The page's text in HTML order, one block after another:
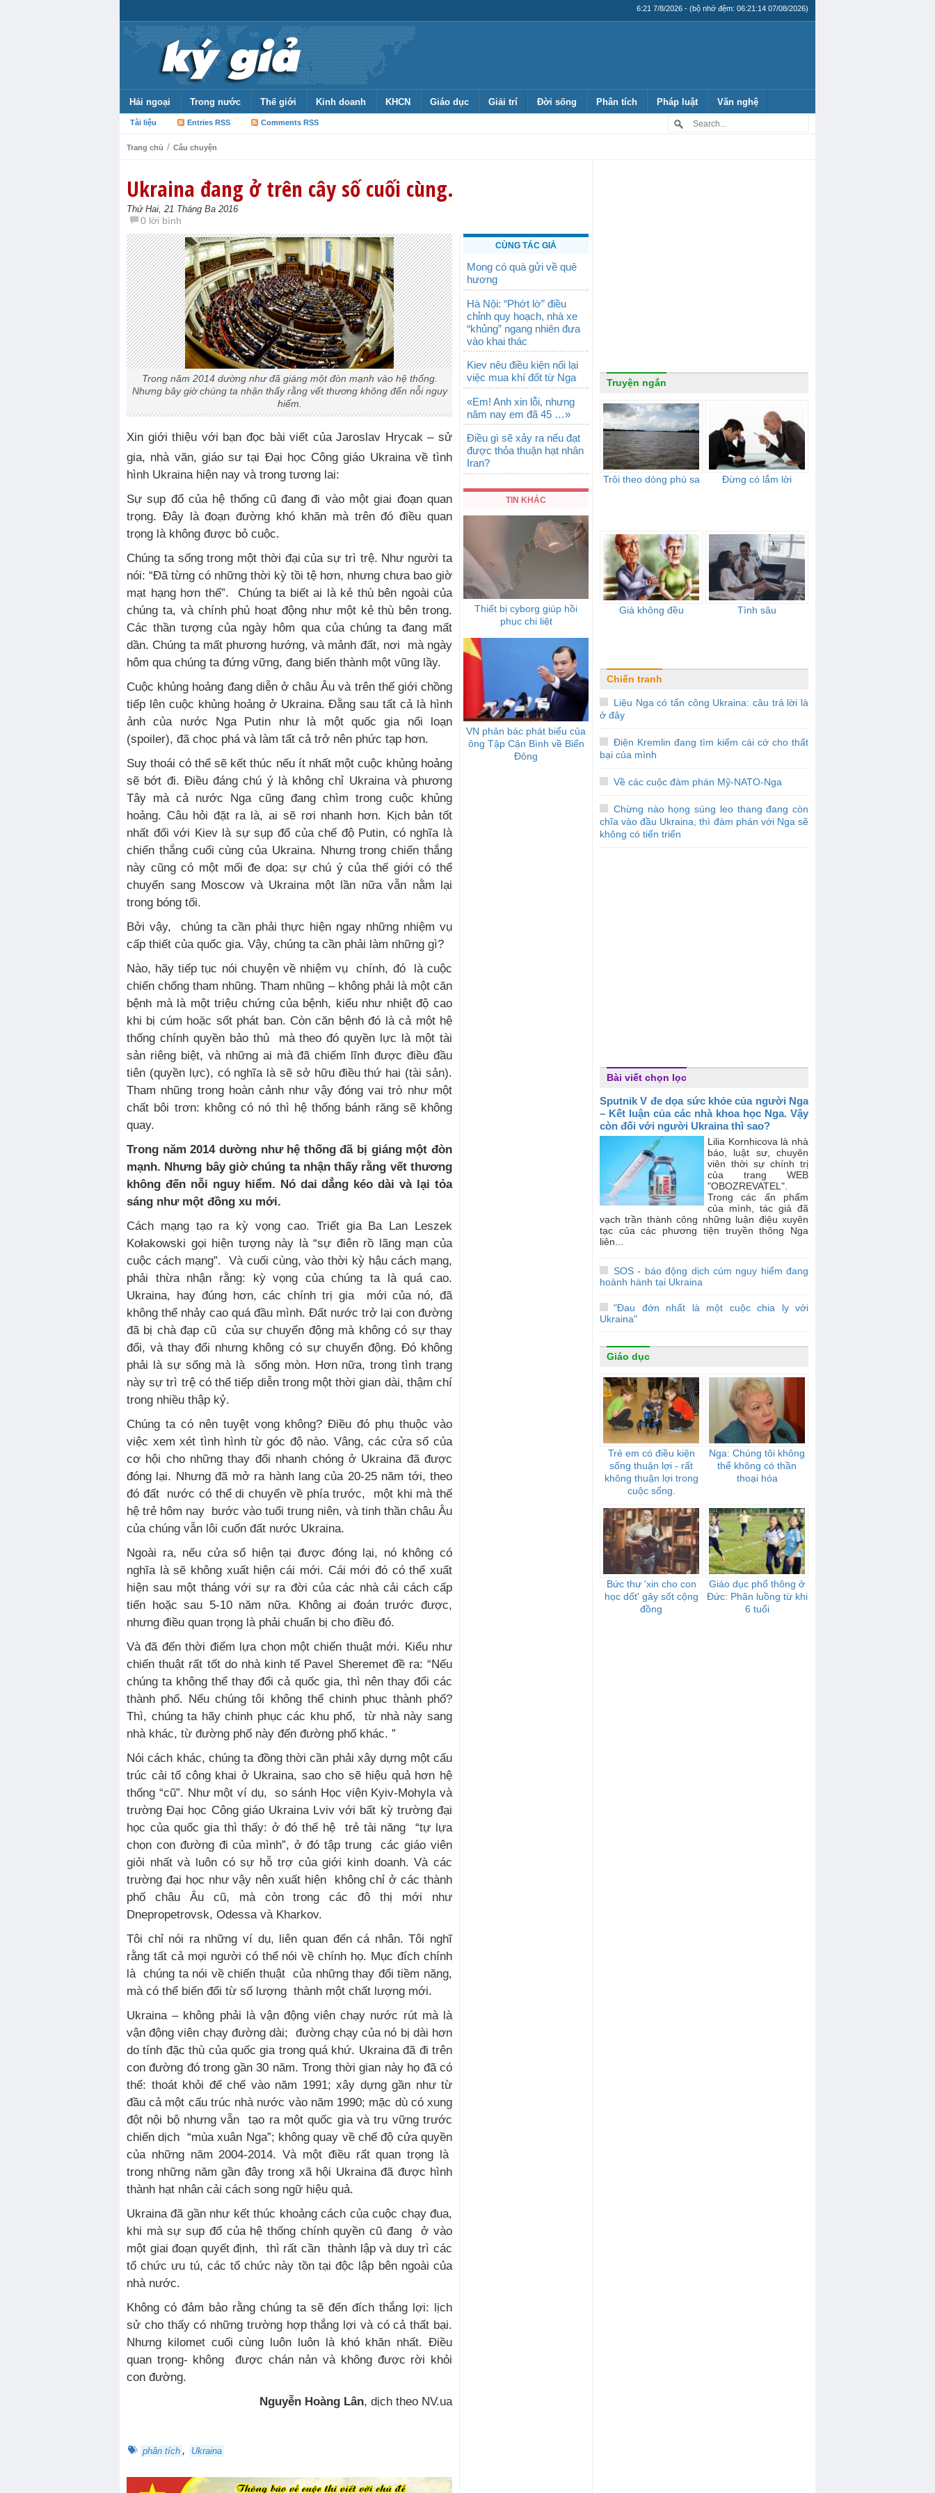
6:21 7/8/2026 - (bộ nhớ đệm: 06:21:14 07/08/2026)
Hải ngoại Trong nước Thế giới Kinh doanh KHCN Giáo dục Giải trí Đời sống Phân tích Pháp luật Văn nghệ
Tài liệu Entries RSS Comments RSS
Trang chủ / Câu chuyện
Ukraina đang ở trên cây số cuối cùng.
Thứ Hai, 21 Tháng Ba 2016
0 lời bình
Trong năm 2014 dường như đã giáng một đòn mạnh vào hệ thống.
Nhưng bây giờ chúng ta nhận thấy rằng vết thương không đến nỗi nguy
hiểm.
Xin giới thiệu với bạn đọc bài viết của Jaroslav Hrycak – sử
gia, nhà văn, giáo sư tại Đại học Công giáo Ukraina về tình
hình Ukraina hiện nay và trong tương lai:
Sự sụp đổ của hệ thống cũ đang đi vào một giai đoạn quan
trọng. Đây là đoạn đường khó khăn mà trên đó điều quan
trọng là không được bỏ cuộc.
Chúng ta sống trong một thời đại của sự trì trệ. Như người ta
nói: “Đã từng có những thời kỳ tồi tệ hơn, nhưng chưa bao giờ
mạt hạng hơn thế”. Chúng ta biết ai là kẻ thù bên ngoài của
chúng ta, và chính phủ hoạt động như một kẻ thù bên trong.
Các thần tượng của ngày hôm qua của chúng ta đang mất
dần. Chúng ta mất phương hướng, và mảnh đất, nơi mà ngày
hôm qua chúng ta đứng vững, đang biến thành một vũng lầy.
Cuộc khủng hoảng đang diễn ở châu Âu và trên thế giới chồng
tiếp lên cuộc khủng hoảng ở Ukraina. Đằng sau tất cả là hình
ảnh của nước Nga Putin như là một quốc gia nổi loạn
(spoiler), đã chọc phá và làm tất cả trở nên phức tạp hơn.
Suy thoái có thể sẽ kết thúc nếu ít nhất một cuộc khủng hoảng
sẽ bớt đi. Điều đáng chú ý là không chỉ Ukraina và phương
Tây mà cả nước Nga cũng đang chìm trong cuộc khủng
hoảng. Câu hỏi đặt ra là, ai sẽ rơi nhanh hơn. Kịch bản tốt
nhất đối với Kiev là sự sụp đổ của chế độ Putin, có nghĩa là
chiến thắng cuối cùng của Ukraina. Nhưng trong chiến thắng
này cũng có một mối đe dọa: sự chú ý của thế giới có thể
chuyển sang Moscow và Ukraina một lần nữa vẫn nằm lại
trong bóng tối.
Bởi vậy, chúng ta cần phải thực hiện ngay những nhiệm vụ
cấp thiết của quốc gia. Vậy, chúng ta cần phải làm những gì?
Nào, hãy tiếp tục nói chuyện về nhiệm vụ chính, đó là cuộc
chiến chống tham nhũng. Tham nhũng – không phải là một căn
bệnh mà là một triệu chứng của bệnh, kiểu như nhiệt độ cao
khi bị cúm hoặc sốt phát ban. Còn căn bệnh đó là cả một hệ
thống chính quyền bảo thủ mà theo đó quyền lực là một tài
sản riêng biệt, và những ai mà đã chiếm lĩnh được điều đầu
tiên (quyền lực), có nghĩa là sẽ sở hữu điều thứ hai (tài sản).
Tham nhũng trong hoàn cảnh như vậy đóng vai trò như một
chất bôi trơn: không có nó thì hệ thống bánh răng sẽ không
quay.
Trong năm 2014 dường như hệ thống đã bị giáng một đòn
mạnh. Nhưng bây giờ chúng ta nhận thấy rằng vết thương
không đến nỗi nguy hiểm. Nó dai dẳng kéo dài và lại tỏa
sáng như một đồng xu mới.
Cách mạng tạo ra kỳ vọng cao. Triết gia Ba Lan Leszek
Kołakowski gọi hiện tượng này là “sự điên rồ lãng mạn của
cuộc cách mạng”. Và cuối cùng, vào thời kỳ hậu cách mạng,
phải thừa nhận rằng: kỳ vọng của chúng ta là quá cao.
Ukraina, hay đúng hơn, các chính trị gia mới của nó, đã
không thể nhảy cao quá đầu mình. Đất nước trở lại con đường
đã bị chà đạp cũ của sự chuyển động mà không có sự thay
đổi, và thay đổi nhưng không có sự chuyển động. Đó không
phải là sự sống mà là sống mòn. Hơn nữa, trong tình trạng
này sự trì trệ có thể tiếp diễn trong một thời gian dài, thậm chí
trong nhiều thập kỷ.
Chúng ta có nên tuyệt vọng không? Điều đó phụ thuộc vào
việc xem xét tình hình từ góc độ nào. Vâng, các cửa sổ của
cơ hội cho những thay đổi nhanh chóng ở Ukraina đã được
đóng lại. Nhưng đã mở ra hành lang của 20-25 năm tới, theo
đó đất nước có thể di chuyển về phía trước, một khi mà thế
hệ trẻ hôm nay bước vào tuổi trung niên, và tinh thần châu Âu
của chúng vẫn lôi cuốn đất nước Ukraina.
Ngoài ra, nếu cửa sổ hiện tại được đóng lại, nó không có
nghĩa là sẽ không xuất hiện cái mới. Cái mới đó có thể xuất
hiện sau một tháng với sự ra đời của các nhà cải cách cấp
tiến hoặc sau 5-10 năm nữa. Không ai đoán trước được,
nhưng điều quan trọng là phải chuẩn bị cho điều đó.
Và đã đến thời điểm lựa chọn một chiến thuật mới. Kiểu như
chiến thuật rất tốt do nhà kinh tế Pavel Sheremet đề ra: “Nếu
chúng ta không thể thay đổi cả quốc gia, thì nên thay đổi các
thành phố. Nếu chúng tôi không thể chinh phục thành phố?
Thì, chúng ta hãy chinh phục các khu phố, từ nhà này sang
nhà khác, từ đường phố này đến đường phố khác. ”
Nói cách khác, chúng ta đồng thời cần phải xây dựng một cấu
trúc cải tổ công khai ở Ukraina, sao cho sẽ hiệu quả hơn hệ
thống “cũ”. Như một ví dụ, so sánh Học viện Kyiv-Mohyla và
trường Đại học Công giáo Ukraina Lviv với bất kỳ trường đại
học của quốc gia thì thấy: ở đó thế hệ trẻ tài năng “tự lựa
chọn con đường đi của mình”, ở đó tập trung các giáo viên
giỏi nhất và luôn có sự hỗ trợ của giới kinh doanh. Và các
trường đại học như vậy nên xuất hiện không chỉ ở các thành
phố châu Âu cũ, mà còn trong các đô thị mới như
Dnepropetrovsk, Odessa và Kharkov.
Tôi chỉ nói ra những ví dụ, liên quan đến cá nhân. Tôi nghĩ
rằng tất cả mọi người có thể nói về chính họ. Mục đích chính
là chúng ta nói về chiến thuật của những thay đổi tiềm năng,
mà có thể biến đổi từ số lượng thành một chất lượng mới.
Ukraina – không phải là vận động viên chạy nước rút mà là
vận động viên chạy đường dài; đường chạy của nó bị dài hơn
do tính đặc thù của quốc gia trong quá khứ. Ukraina đã đi trên
con đường đó trong gần 30 năm. Trong thời gian này họ đã có
thể: thoát khỏi đế chế vào năm 1991; xây dựng gần như từ
đầu cả một cấu trúc nhà nước vào năm 1990; mặc dù có xung
đột nội bộ nhưng vẫn tạo ra một quốc gia và trụ vững trước
chiến dịch “mùa xuân Nga”; không quay về chế độ cửa quyền
của những năm 2004-2014. Và một điều rất quan trọng là
trong những năm gần đây trong xã hội Ukraina đã được hình
thành hạt nhân cải cách song ngữ hiệu quả.
Ukraina đã gần như kết thúc khoảng cách của cuộc chạy đua,
khi mà sự sụp đổ của hệ thống chính quyền cũ đang ở vào
một giai đoạn quyết định, thì rất cần thành lập và duy trì các
tổ chức ưu tú, các tổ chức này tồn tại độc lập bên ngoài của
nhà nước.
Không có đảm bảo rằng chúng ta sẽ đến đích thắng lợi: lịch
sử cho thấy có những trường hợp thắng lợi và có cả thất bại.
Nhưng kilomet cuối cùng luôn luôn là khó khăn nhất. Điều
quan trọng- không được chán nản và không được rời khỏi
con đường.
Nguyễn Hoàng Lân, dịch theo NV.ua
phân tích , Ukraina
CÙNG TÁC GIẢ
Mong có quà gửi về quê
hương
Hà Nội: “Phớt lờ” điều
chỉnh quy hoạch, nhà xe
“khủng” ngang nhiên đưa
vào khai thác
Kiev nêu điều kiện nối lại
việc mua khí đốt từ Nga
«Em! Anh xin lỗi, nhưng
năm nay em đã 45 …»
Điều gì sẽ xảy ra nếu đạt
được thỏa thuận hạt nhân
Iran?
TIN KHÁC
Thiết bị cyborg giúp hồi
phục chi liệt
VN phản bác phát biểu của
ông Tập Cận Bình về Biển
Đông
Truyện ngắn
Trôi theo dòng phù sa Đừng có lắm lời
Già không đều Tình sâu
Chiến tranh
Liệu Nga có tấn công Ukraina: câu trả lời là
ở đây
Điện Kremlin đang tìm kiếm cái cớ cho thất
bại của mình
Về các cuộc đàm phán Mỹ-NATO-Nga
Chừng nào họng súng leo thang đang còn
chĩa vào đầu Ukraina, thì đàm phán với Nga sẽ
không có tiến triển
Bài viết chọn lọc
Sputnik V đe dọa sức khỏe của người Nga
– Kết luận của các nhà khoa học Nga. Vậy
còn đối với người Ukraina thì sao?
Lilia Kornhicova là nhà
báo, luật sư, chuyên
viên thời sự chính trị
của trang WEB
"OBOZREVATEL".
Trong các ấn phẩm
của mình, tác giả đã
vạch trần thành công những luận điệu xuyên
tạc của các phương tiện truyền thông Nga
liên...
SOS - báo động dịch cúm nguy hiểm đang
hoành hành tại Ukraina
"Đau đớn nhất là một cuộc chia ly với
Ukraina"
Giáo dục
Trẻ em có điều kiện
sống thuận lợi - rất
không thuận lợi trong
cuộc sống.
Nga: Chúng tôi không
thể không có thần
thoại hóa
Bức thư 'xin cho con
học dốt' gây sốt cộng
đồng
Giáo dục phổ thông ở
Đức: Phân luồng từ khi
6 tuổi